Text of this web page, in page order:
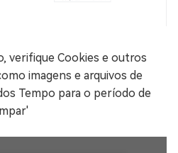
verifique Cookies e outros
imagens e arquivos de
Tempo para o período de